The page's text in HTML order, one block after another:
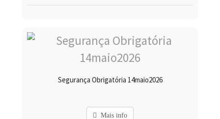
Segurança Obrigatória 14maio2026
Mais info